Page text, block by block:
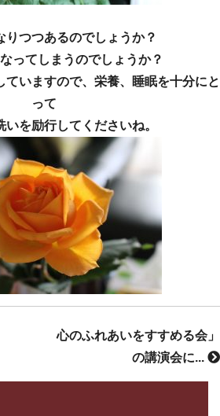
りつつあるのでしょうか？
ってしまうのでしょうか？
ていますので、栄養、睡眠を十分にと
って
いを励行してくださいね。
心のふれあいをすすめる会」
の講演会に...